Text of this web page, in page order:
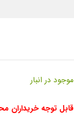
موجود در انبار
قابل توجه خریداران